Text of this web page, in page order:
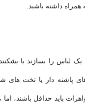
داشته باشید.
لباس را بسازند یا
پاشنه دار یا تخت های
باید حداقل باشند، اما